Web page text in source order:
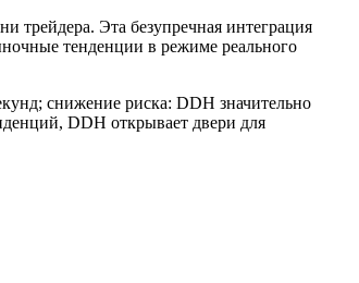
трейдера. Эта безупречная интеграция
тенденции в режиме реального
снижение риска: DDH значительно
DDH открывает двери для